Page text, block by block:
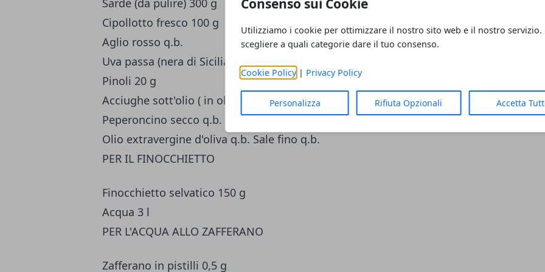
Consenso sui Cookie
Utilizziamo i cookie per ottimizzare il nostro sito web e il nostro servizio.
scegliere a quali categorie dare il tuo consenso.
Cookie Policy| Privacy Policy
Personalizza Rifiuta Opzionali Accetta
Sarde (da pulire) 300 g
Cipollotto fresco 100 g
Aglio rosso q.b.
Uva passa (nera di Sicilia) 25 g
Pinoli 20 g
Acciughe sott'olio ( in olio extravergine di oliva) 6 filetti
Peperoncino secco q.b.
Olio extravergine d'oliva q.b. Sale fino q.b.
PER IL FINOCCHIETTO
Finocchietto selvatico 150 g
Acqua 3 l
PER L'ACQUA ALLO ZAFFERANO
Zafferano in pistilli 0,5 g